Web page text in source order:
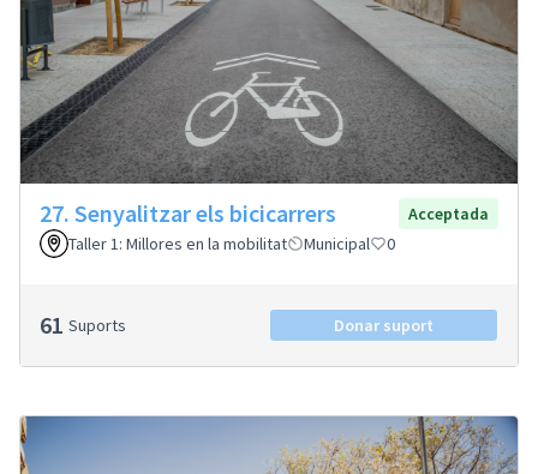
27. Senyalitzar els bicicarrers
Acceptada
Taller 1: Millores en la mobilitat
Municipal 0
61 Suports Donar suport